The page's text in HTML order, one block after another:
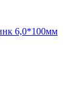
6,0*100мм